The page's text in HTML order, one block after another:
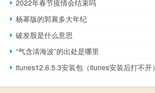
2022年春节疫情会结束吗
杨幂版的郭襄多大年纪
破发股是什么意思
“气含清海波”的出处是哪里
itunes12.6.5.3安装包（itunes安装后打不开）